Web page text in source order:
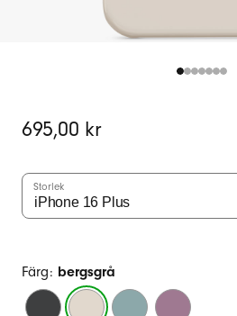
Ursprungligt
695,00 kr
Storlek
Färg: bergsgrå
midnattssvart
bergsgråstormblåskymningslila